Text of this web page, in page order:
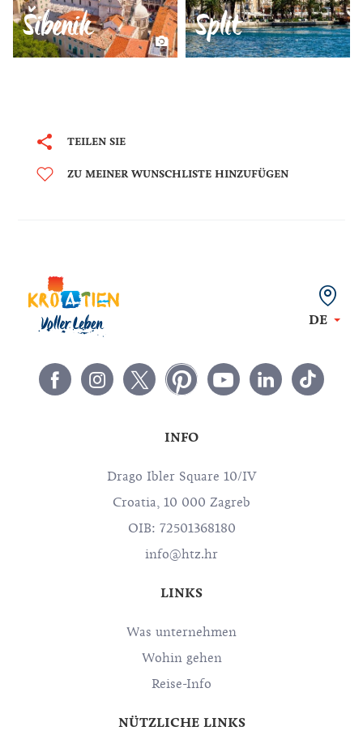
Šibenik Split
TEILEN SIE
ZU MEINER WUNSCHLISTE HINZUFÜGEN
DE
INFO
Drago Ibler Square 10/IV
Croatia, 10 000 Zagreb
OIB: 72501368180
info@htz.hr
LINKS
Was unternehmen
Wohin gehen
Reise-Info
NÜTZLICHE LINKS